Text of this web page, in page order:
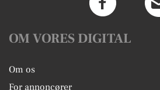
OM VORES DIGITAL
Om os
For annoncører